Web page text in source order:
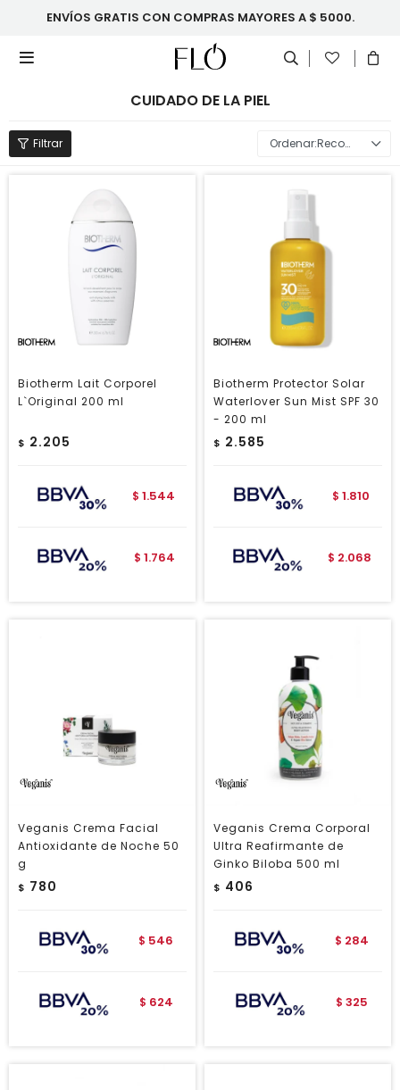
ENVÍOS GRATIS CON COMPRAS MAYORES A $ 5000.

CUIDADO DE LA PIEL
Recomendados
Biotherm Lait Corporel
L`Original 200 ml
$ 2.205
$ 1.544
$ 1.764
Biotherm Protector Solar
Waterlover Sun Mist SPF 30
- 200 ml
$ 2.585
$ 1.810
$ 2.068
Veganis Crema Facial
Antioxidante de Noche 50
g
$ 780
$ 546
$ 624
Veganis Crema Corporal
Ultra Reafirmante de
Ginko Biloba 500 ml
$ 406
$ 284
$ 325